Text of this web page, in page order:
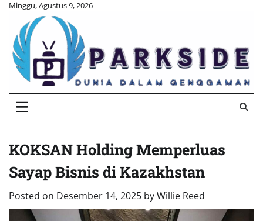
Skip
content
Minggu, Agustus 9, 2026
KOKSAN Holding Memperluas
Sayap Bisnis di Kazakhstan
Posted on Desember 14, 2025 byWillie Reed